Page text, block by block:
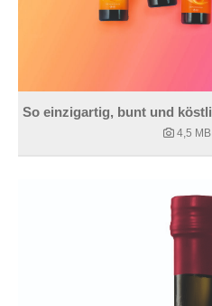
4,5 MB